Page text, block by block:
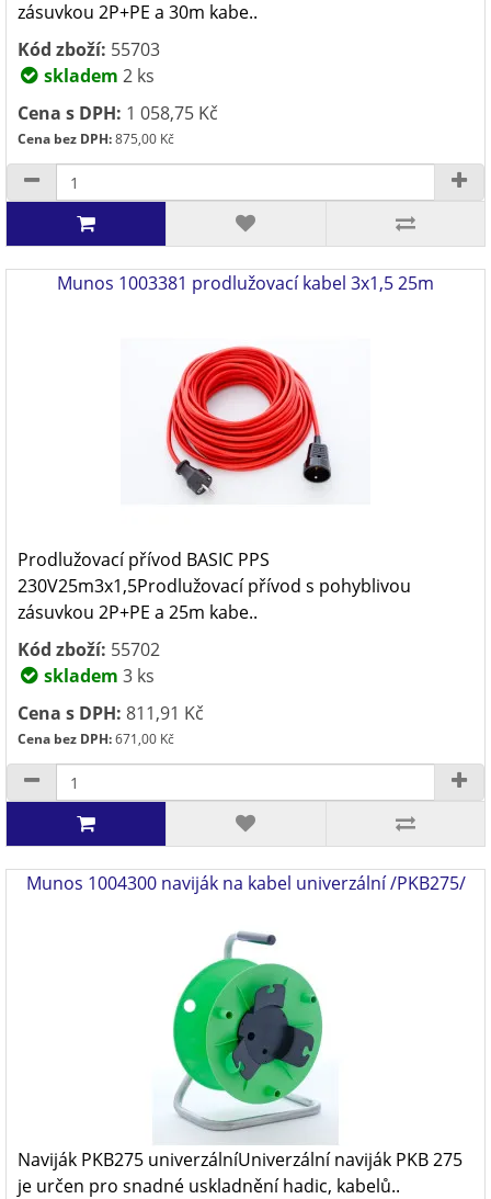
zásuvkou 2P+PE a 30m kabe..
Kód zboží: 55703
skladem 2 ks
Cena s DPH: 1 058,75 Kč
Cena bez DPH:875,00 Kč
Munos 1003381 prodlužovací kabel 3x1,5 25m
Prodlužovací přívod BASIC PPS
230V25m3x1,5Prodlužovací přívod s pohyblivou
zásuvkou 2P+PE a 25m kabe..
Kód zboží: 55702
skladem 3 ks
Cena s DPH: 811,91 Kč
Cena bez DPH:671,00 Kč
Munos 1004300 naviják na kabel univerzální /PKB275/
Naviják PKB275 univerzálníUniverzální naviják PKB 275
je určen pro snadné uskladnění hadic, kabelů..